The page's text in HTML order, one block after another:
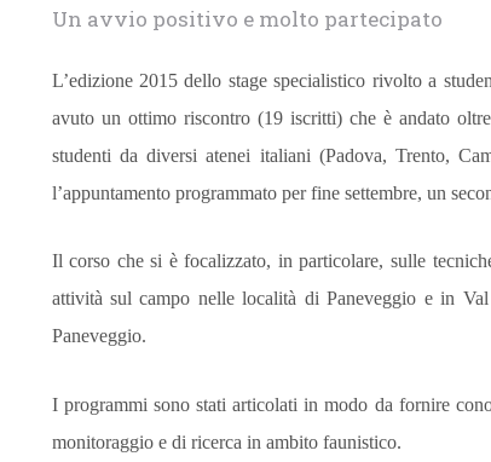
Un avvio positivo e molto partecipato
L’edizione 2015 dello stage specialistico rivolto a
avuto un ottimo riscontro (19 iscritti) che è andato
studenti da diversi atenei italiani (Padova, Trento,
l’appuntamento programmato per fine settembre, un
Il corso che si è focalizzato, in particolare, sulle
attività sul campo nelle località di Paneveggio e in Val
Paneveggio.
I programmi sono stati articolati in modo da fornire
monitoraggio e di ricerca in ambito faunistico.